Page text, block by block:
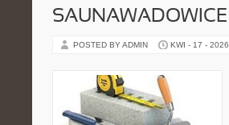
SAUNAWADOWICE
POSTED BY ADMIN KWI - 17 - 2026